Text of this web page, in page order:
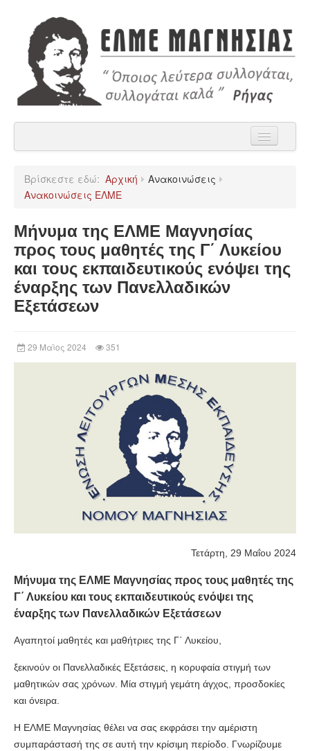
Η ΕΛΜΕ Μαγνησίας
Χρήσιμα
Παρατάξεις
Επικοινωνία
Βρίσκεστε εδώ: Αρχική
Ανακοινώσεις
Ανακοινώσεις ΕΛΜΕ
Μήνυμα της ΕΛΜΕ Μαγνησίας
προς τους μαθητές της Γ΄ Λυκείου
και τους εκπαιδευτικούς ενόψει της
έναρξης των Πανελλαδικών
Εξετάσεων
29 Μαϊος 2024 351
Τετάρτη, 29 Μαΐου 2024
Μήνυμα της ΕΛΜΕ Μαγνησίας προς τους μαθητές της
Γ΄ Λυκείου και τους εκπαιδευτικούς ενόψει της
έναρξης των Πανελλαδικών Εξετάσεων
Αγαπητοί μαθητές και μαθήτριες της Γ΄ Λυκείου,
ξεκινούν οι Πανελλαδικές Εξετάσεις, η κορυφαία στιγμή των
μαθητικών σας χρόνων. Μία στιγμή γεμάτη άγχος, προσδοκίες
και όνειρα.
Η ΕΛΜΕ Μαγνησίας θέλει να σας εκφράσει την αμέριστη
συμπαράστασή της σε αυτή την κρίσιμη περίοδο. Γνωρίζουμε